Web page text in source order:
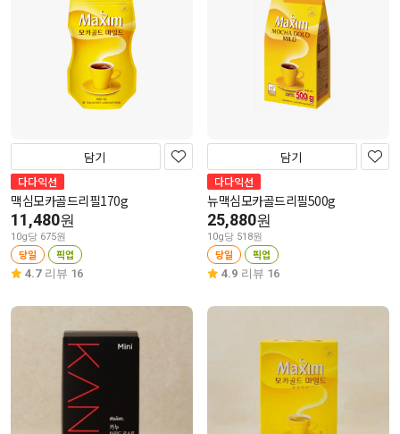
담기
다다익선
맥심모카골드리필170g
11,480원
10g당 675원
당일 픽업
4.7 리뷰 16
담기
다다익선
뉴맥심모카골드리필500g
25,880원
10g당 518원
당일 픽업
4.9 리뷰 16